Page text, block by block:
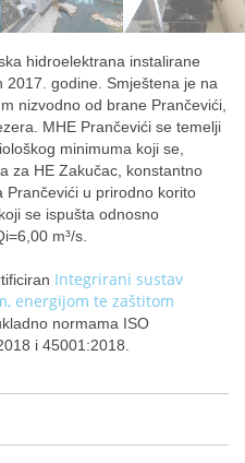
hidroelektrana instalirane
godine. Smještena je na
nizvodno od brane Prančevići,
MHE Prančevići se temelji
minimuma koji se,
za HE Zakučac, konstantno
Prančevići u prirodno korito
se ispušta odnosno
m³/s.
Integrirani sustav
energijom te zaštitom
normama ISO
i 45001:2018.